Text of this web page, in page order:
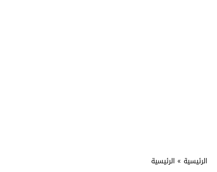
الرئيسية » الرئيسية